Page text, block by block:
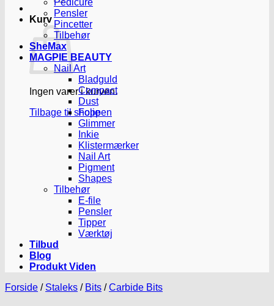
Kurv
Ingen varer i kurven.
Tilbage til shoppen
Pedicure
Pensler
Pincetter
Tilbehør
SheMax
MAGPIE BEAUTY
Nail Art
Bladguld
Compact
Dust
Folie
Glimmer
Inkie
Klistermærker
Nail Art
Pigment
Shapes
Tilbehør
E-file
Pensler
Tipper
Værktøj
Tilbud
Blog
Produkt Viden
Forside / Staleks / Bits / Carbide Bits